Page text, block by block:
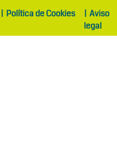
| Política de Cookies | Aviso
legal